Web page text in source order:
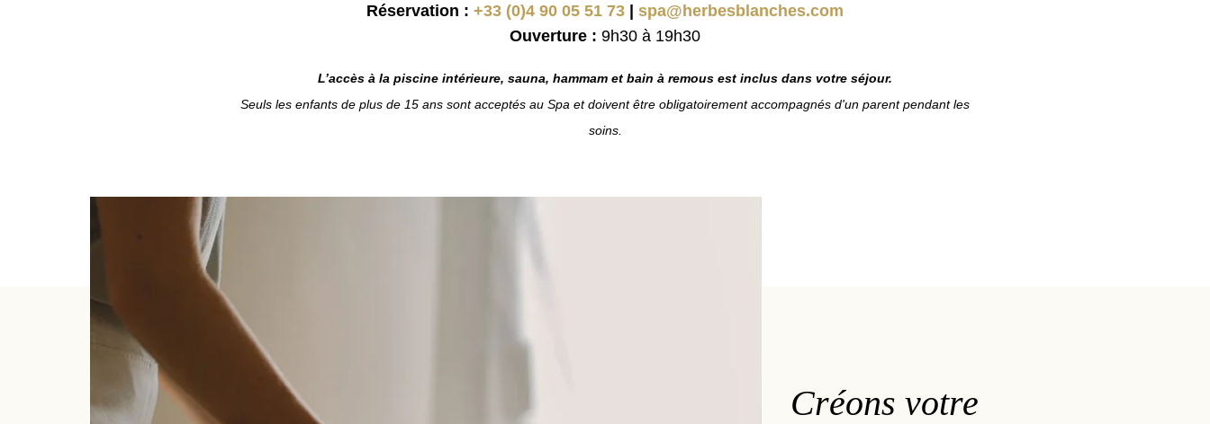
Réservation : +33 (0)4 90 05 51 73
spa@herbesblanches.com
Ouverture : 9h30 à 19h30
L’accès à la piscine intérieure, sauna, hammam et bain à remous est inclus dans votre séjour.
Seuls les enfants de plus de 15 ans sont acceptés au Spa et doivent être obligatoirement accompagnés d'un parent pendant les
soins.
Créons votre